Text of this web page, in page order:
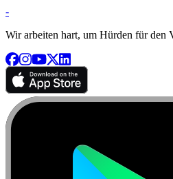
-
Wir arbeiten hart, um Hürden für den